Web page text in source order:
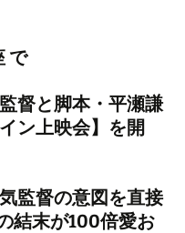
で
督と脚本・平瀬謙
ン上映会】を開
監督の意図を直接
結末が100倍愛お